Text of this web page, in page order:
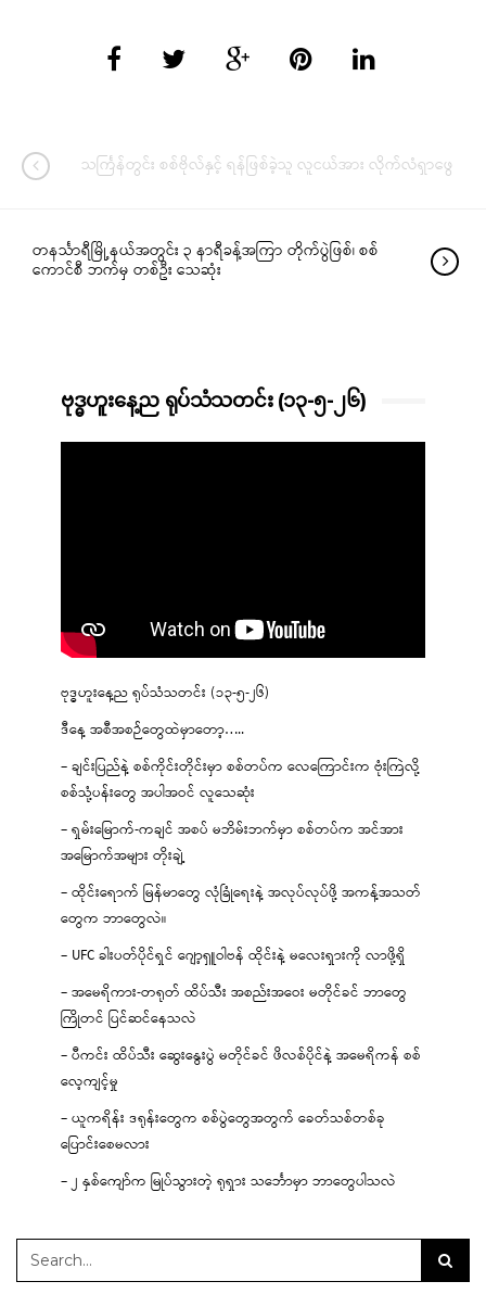
သင်္ကြန်တွင်း စစ်ဗိုလ်နှင့် ရန်ဖြစ်ခဲ့သူ လူငယ်အား လိုက်လံရှာဖွေ
တနင်္သာရီမြို့နယ်အတွင်း ၃ နာရီခန့်အကြာ တိုက်ပွဲဖြစ်၊ စစ်
ကောင်စီ ဘက်မှ တစ်ဦး သေဆုံး
ဗုဒ္ဓဟူးနေ့ည ရုပ်သံသတင်း (၁၃-၅-၂၆)
ဗုဒ္ဓဟူးနေ့ည ရုပ်သံသတင်း (၁၃-၅-၂၆)
ဒီနေ့ အစီအစဉ်တွေထဲမှာတော့…..
– ချင်းပြည်နဲ့ စစ်ကိုင်းတိုင်းမှာ စစ်တပ်က လေကြောင်းက ဗုံးကြဲလို့
စစ်သုံ့ပန်းတွေ အပါအဝင် လူသေဆုံး
– ရှမ်းမြောက်-ကချင် အစပ် မဘိမ်းဘက်မှာ စစ်တပ်က အင်အား
အမြောက်အများ တိုးချဲ့
– ထိုင်းရောက် မြန်မာတွေ လုံခြုံရေးနဲ့ အလုပ်လုပ်ဖို့ အကန့်အသတ်
တွေက ဘာတွေလဲ။
– UFC ခါးပတ်ပိုင်ရှင် ဂျော့ရှူဝါဗန် ထိုင်းနဲ့ မလေးရှားကို လာဖို့ရှိ
– အမေရိကား-တရုတ် ထိပ်သီး အစည်းအဝေး မတိုင်ခင် ဘာတွေ
ကြိုတင် ပြင်ဆင်နေသလဲ
– ပီကင်း ထိပ်သီး ဆွေးနွေးပွဲ မတိုင်ခင် ဖိလစ်ပိုင်နဲ့ အမေရိကန် စစ်
လေ့ကျင့်မှု
– ယူကရိန်း ဒရုန်းတွေက စစ်ပွဲတွေအတွက် ခေတ်သစ်တစ်ခု
ပြောင်းစေမလား
– ၂ နှစ်ကျော်က မြုပ်သွားတဲ့ ရုရှား သင်္ဘောမှာ ဘာတွေပါသလဲ